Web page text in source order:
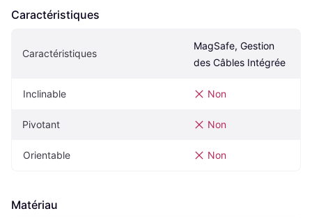
Caractéristiques
Caractéristiques
MagSafe, Gestion
des Câbles Intégrée
Inclinable Non
Pivotant Non
Orientable Non
Matériau